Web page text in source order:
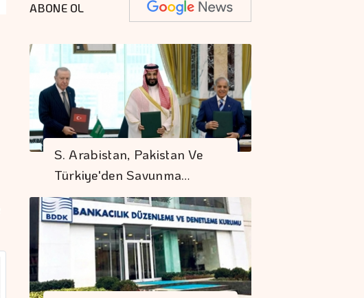
ABONE OL
S. Arabistan, Pakistan Ve
Türkiye'den Savunma…